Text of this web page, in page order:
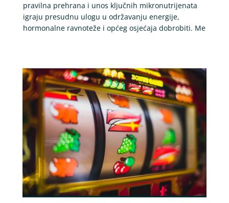
pravilna prehrana i unos ključnih mikronutrijenata
igraju presudnu ulogu u održavanju energije,
hormonalne ravnoteže i općeg osjećaja dobrobiti. Me